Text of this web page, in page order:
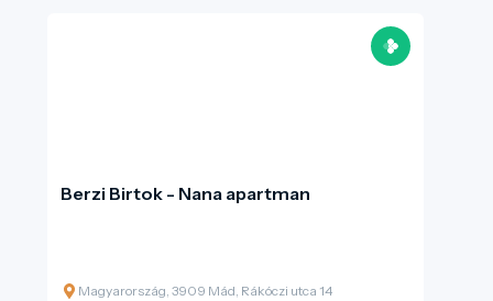
Berzi Birtok - Nana apartman
Magyarország, 3909 Mád, Rákóczi utca 14